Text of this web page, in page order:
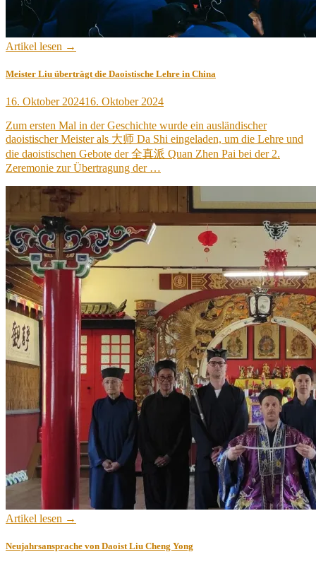
Artikel lesen →
Meister Liu überträgt die Daoistische Lehre in China
Veröffentlicht
16. Oktober 202416. Oktober 2024
Zum ersten Mal in der Geschichte wurde ein ausländischer
daoistischer Meister als 大师 Da Shi eingeladen, um die Lehre und
die daoistischen Gebote der 全真派 Quan Zhen Pai bei der 2.
Zeremonie zur Übertragung der …
Artikel lesen →
Neujahrsansprache von Daoist Liu Cheng Yong